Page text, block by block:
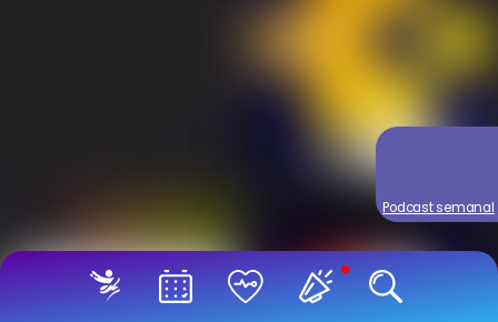
Podcast semanal